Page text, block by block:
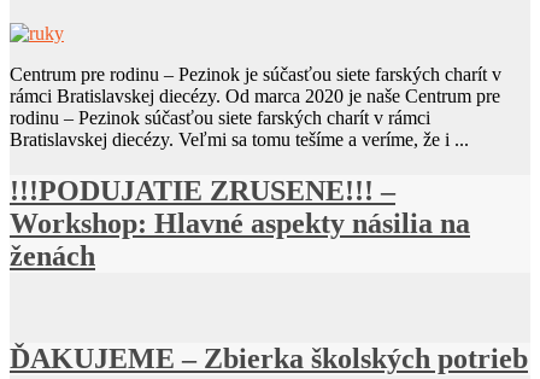
Centrum pre rodinu – Pezinok je súčasťou siete farských charít v
rámci Bratislavskej diecézy. Od marca 2020 je naše Centrum pre
rodinu – Pezinok súčasťou siete farských charít v rámci
Bratislavskej diecézy. Veľmi sa tomu tešíme a veríme, že i ...
!!!PODUJATIE ZRUSENE!!! –
Workshop: Hlavné aspekty násilia na
ženách
ĎAKUJEME – Zbierka školských potrieb